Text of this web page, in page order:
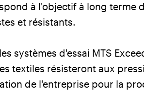
à l'objectif à long terme
et résistants.
systèmes d'essai MTS
textiles résisteront aux
de l'entreprise pour la